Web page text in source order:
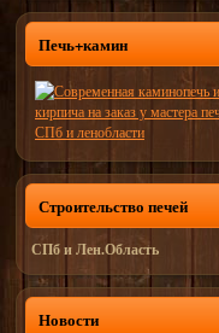
Печь+камин
Строительство печей
СПб и Лен.Область
Новости